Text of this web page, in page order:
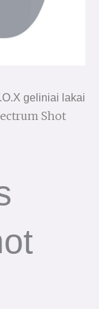
geliniai lakai
Shot